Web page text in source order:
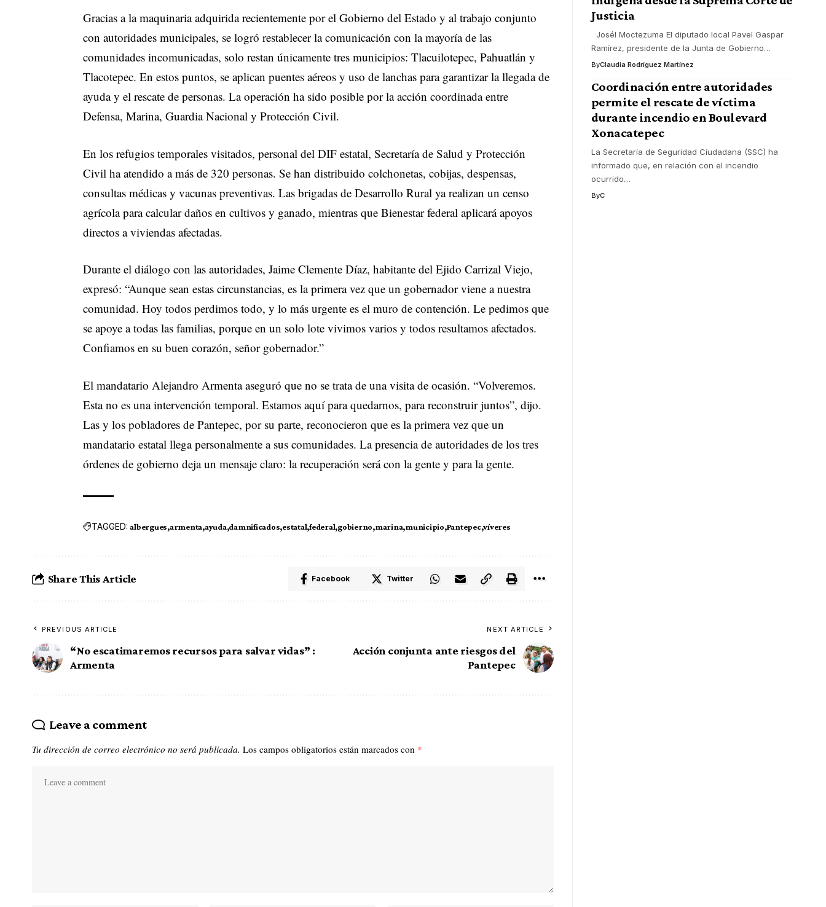
Gracias a la maquinaria adquirida recientemente por el Gobierno del Estado y al trabajo conjunto
con autoridades municipales, se logró restablecer la comunicación con la mayoría de las
comunidades incomunicadas, solo restan únicamente tres municipios: Tlacuilotepec, Pahuatlán y
Tlacotepec. En estos puntos, se aplican puentes aéreos y uso de lanchas para garantizar la llegada de
ayuda y el rescate de personas. La operación ha sido posible por la acción coordinada entre
Defensa, Marina, Guardia Nacional y Protección Civil.
En los refugios temporales visitados, personal del DIF estatal, Secretaría de Salud y Protección
Civil ha atendido a más de 320 personas. Se han distribuido colchonetas, cobijas, despensas,
consultas médicas y vacunas preventivas. Las brigadas de Desarrollo Rural ya realizan un censo
agrícola para calcular daños en cultivos y ganado, mientras que Bienestar federal aplicará apoyos
directos a viviendas afectadas.
Durante el diálogo con las autoridades, Jaime Clemente Díaz, habitante del Ejido Carrizal Viejo,
expresó: “Aunque sean estas circunstancias, es la primera vez que un gobernador viene a nuestra
comunidad. Hoy todos perdimos todo, y lo más urgente es el muro de contención. Le pedimos que
se apoye a todas las familias, porque en un solo lote vivimos varios y todos resultamos afectados.
Confiamos en su buen corazón, señor gobernador.”
El mandatario Alejandro Armenta aseguró que no se trata de una visita de ocasión. “Volveremos.
Esta no es una intervención temporal. Estamos aquí para quedarnos, para reconstruir juntos”, dijo.
Las y los pobladores de Pantepec, por su parte, reconocieron que es la primera vez que un
mandatario estatal llega personalmente a sus comunidades. La presencia de autoridades de los tres
órdenes de gobierno deja un mensaje claro: la recuperación será con la gente y para la gente.
TAGGED: albergues armenta ayuda damnificados estatal federal gobierno marina municipio Pantepec víveres
Share This Article Facebook Twitter
PREVIOUS ARTICLE
“No escatimaremos recursos para salvar vidas” :
Armenta
NEXT ARTICLE
Acción conjunta ante riesgos del
Pantepec
Leave a comment
Tu dirección de correo electrónico no será publicada. Los campos obligatorios están marcados con *
Justicia
Josél Moctezuma El diputado local Pavel Gaspar
Ramírez, presidente de la Junta de Gobierno…
ByClaudia Rodríguez Martínez
Coordinación entre autoridades
permite el rescate de víctima
durante incendio en Boulevard
Xonacatepec
La Secretaría de Seguridad Ciudadana (SSC) ha
informado que, en relación con el incendio
ocurrido…
ByC